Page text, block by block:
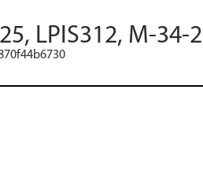
LPIS312, M-34-